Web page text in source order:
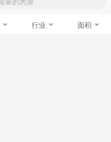
行业 面积